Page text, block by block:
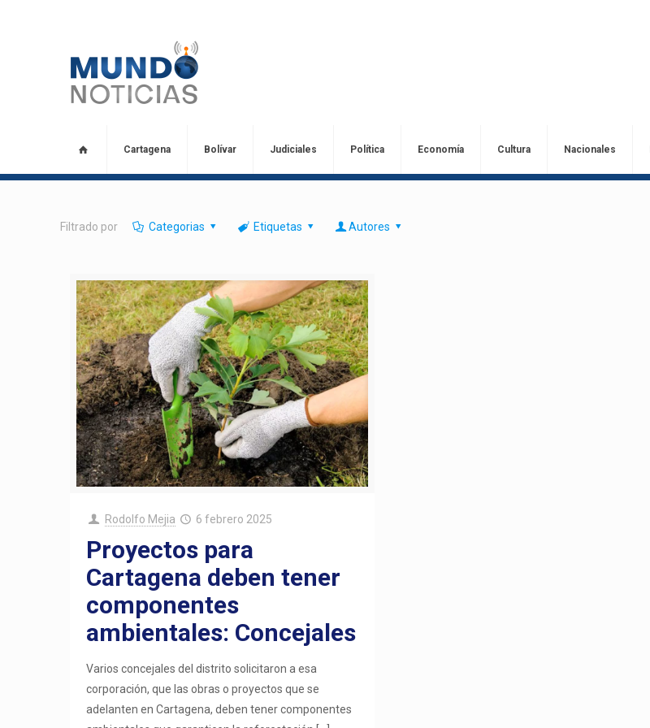
Cartagena Bolívar Judiciales Política Economía Cultura Nacionales
Filtrado por Categorias Etiquetas Autores
Rodolfo Mejia 6 febrero 2025
Proyectos para
Cartagena deben tener
componentes
ambientales: Concejales
Varios concejales del distrito solicitaron a esa
corporación, que las obras o proyectos que se
adelanten en Cartagena, deben tener componentes